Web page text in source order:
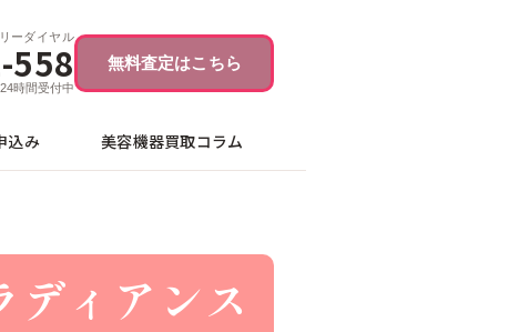
ーダイヤル
558
時間受付中
無料査定はこちら
込み 美容機器買取コラム
ィアンス